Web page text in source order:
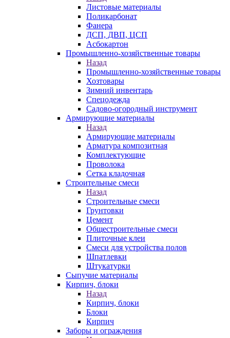
Листовые материалы
Поликарбонат
Фанера
ДСП, ДВП, ЦСП
Асбокартон
Промышленно-хозяйственные товары
Назад
Промышленно-хозяйственные товары
Хозтовары
Зимний инвентарь
Спецодежда
Садово-огородный инструмент
Армирующие материалы
Назад
Армирующие материалы
Арматура композитная
Комплектующие
Проволока
Сетка кладочная
Строительные смеси
Назад
Строительные смеси
Грунтовки
Цемент
Общестроительные смеси
Плиточные клеи
Смеси для устройства полов
Шпатлевки
Штукатурки
Сыпучие материалы
Кирпич, блоки
Назад
Кирпич, блоки
Блоки
Кирпич
Заборы и ограждения